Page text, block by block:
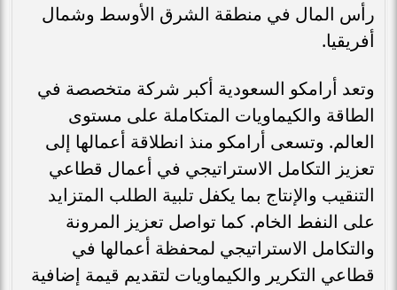
رأس المال في منطقة الشرق الأوسط وشمال
أفريقيا.
وتعد أرامكو السعودية أكبر شركة متخصصة في
الطاقة والكيماويات المتكاملة على مستوى
العالم. وتسعى أرامكو منذ انطلاقة أعمالها إلى
تعزيز التكامل الاستراتيجي في أعمال قطاعي
التنقيب والإنتاج بما يكفل تلبية الطلب المتزايد
على النفط الخام. كما تواصل تعزيز المرونة
والتكامل الاستراتيجي لمحفظة أعمالها في
قطاعي التكرير والكيماويات لتقديم قيمة إضافية